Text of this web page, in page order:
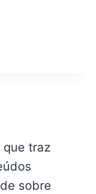
que traz
sobre